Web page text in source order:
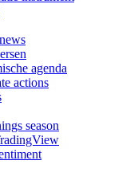
agenda
actions
season